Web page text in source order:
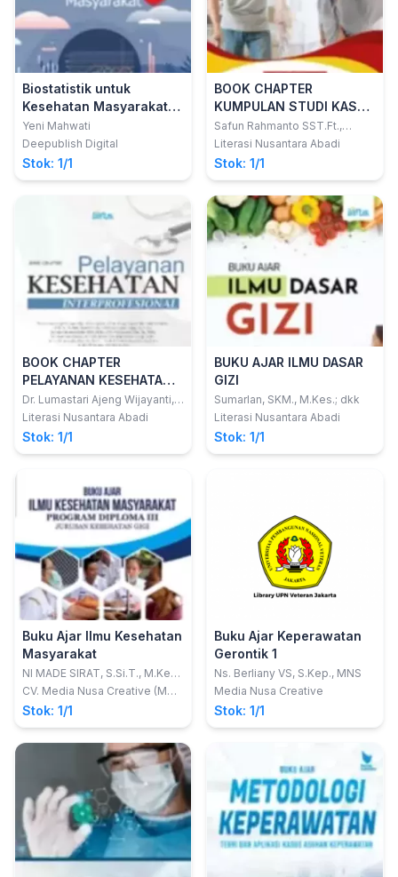
Biostatistik untuk
Kesehatan Masyarakat
Jilid 1
Yeni Mahwati
Deepublish Digital
Stok: 1/1
BOOK CHAPTER
KUMPULAN STUDI KASUS
PENATALAKSANAAN
FISIOTERAPI
Safun Rahmanto SST.Ft.,
M.Fis.; dkk
Literasi Nusantara Abadi
Stok: 1/1
BOOK CHAPTER
PELAYANAN KESEHATAN
INTERPROFESIONAL
Dr. Lumastari Ajeng Wijayanti,
S.Kp., M.Kes., Sp.Mat.; dkk
Literasi Nusantara Abadi
Stok: 1/1
BUKU AJAR ILMU DASAR
GIZI
Sumarlan, SKM., M.Kes.; dkk
Literasi Nusantara Abadi
Stok: 1/1
Buku Ajar Ilmu Kesehatan
Masyarakat
NI MADE SIRAT, S.Si.T., M.Kes.;
ANAK AGUNG GEDE AGUNG,
CV. Media Nusa Creative (MNC
PUBLISHING)
Stok: 1/1
Buku Ajar Keperawatan
Gerontik 1
Ns. Berliany VS, S.Kep., MNS
Media Nusa Creative
Stok: 1/1